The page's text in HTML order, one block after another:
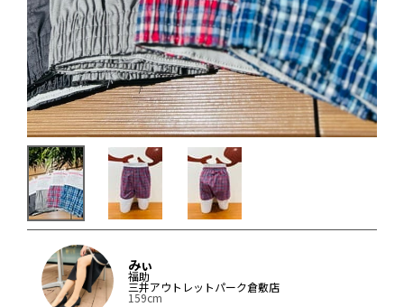
みぃ
福助
三井アウトレットパーク倉敷店
159cm